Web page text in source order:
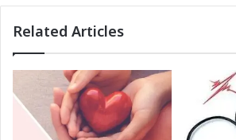
Related Articles